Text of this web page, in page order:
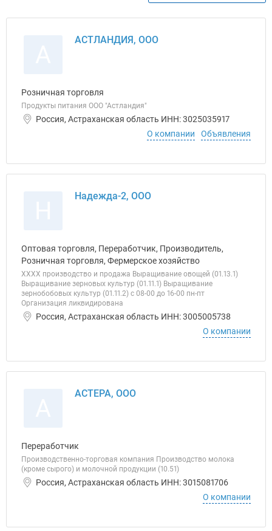
АСТЛАНДИЯ, ООО
Розничная торговля
Продукты питания ООО "Астландия"
Россия, Астраханская область ИНН: 3025035917
О компании
Объявления
Надежда-2, ООО
Оптовая торговля, Переработчик, Производитель,
Розничная торговля, Фермерское хозяйство
ХХХХ производство и продажа Выращивание овощей (01.13.1)
Выращивание зерновых культур (01.11.1) Выращивание
зернобобовых культур (01.11.2) с 08-00 до 16-00 пн-пт
Организация ликвидирована
Россия, Астраханская область ИНН: 3005005738
О компании
АСТЕРА, ООО
Переработчик
Производственно-торговая компания Производство молока
(кроме сырого) и молочной продукции (10.51)
Россия, Астраханская область ИНН: 3015081706
О компании